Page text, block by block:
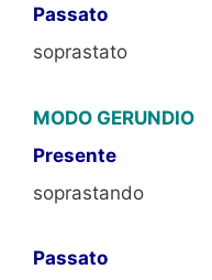
Passato
soprastato
MODO GERUNDIO
Presente
soprastando
Passato